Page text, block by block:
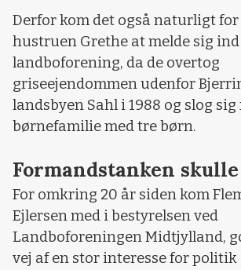
Derfor kom det også naturligt
hustruen Grethe at melde sig
landboforening, da de overtog
griseejendommen udenfor
landsbyen Sahl i 1988 og slog sig
børnefamilie med tre børn.
Formandstanken
For omkring 20 år siden kom
Ejlersen med i bestyrelsen ved
Landboforeningen Midtjylland,
vej af en stor interesse for